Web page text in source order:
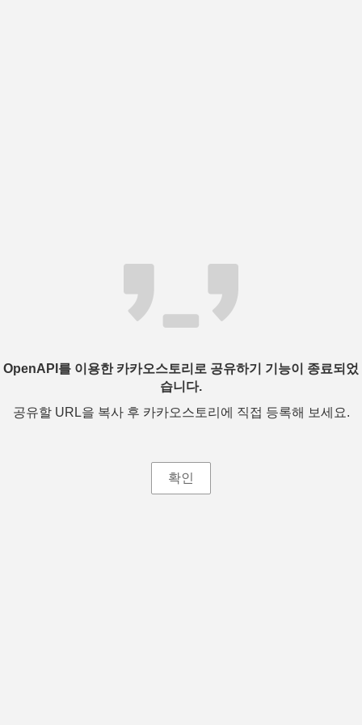
OpenAPI를 이용한 카카오스토리로 공유하기 기능이 종료되었
습니다.
공유할 URL을 복사 후 카카오스토리에 직접 등록해 보세요.
확인